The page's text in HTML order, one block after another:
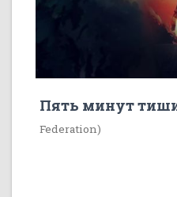
Пять минут
Federation)